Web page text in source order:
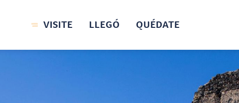
VISITE LLEGÓ QUÉDATE